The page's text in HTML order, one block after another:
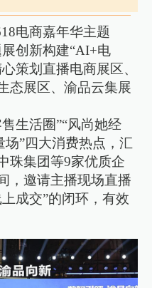
电商嘉年华主题
创新构建“AI+电
策划直播电商展区、
态展区、渝品云集展
生活圈”“风尚她经
场”四大消费热点，汇
珠集团等9家优质企
，邀请主播现场直播
成交”的闭环，有效